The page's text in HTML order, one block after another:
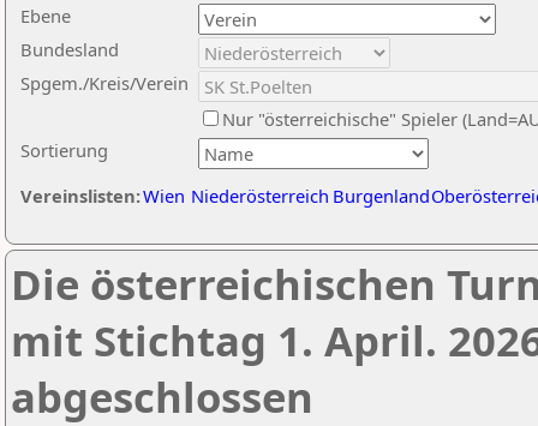
Ebene
Sortierung
Bundesland
Spgem./Kreis/Verein
Nur "österreichische" Spieler
Vereinslisten:Wien Niederösterreich Burgenland
Die österreichischen
mit Stichtag 1. April.
abgeschlossen